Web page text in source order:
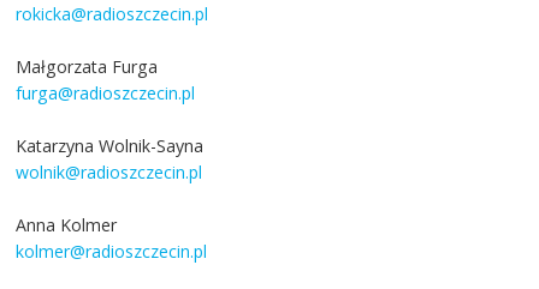
rokicka@radioszczecin.pl
Małgorzata Furga
furga@radioszczecin.pl
Katarzyna Wolnik-Sayna
wolnik@radioszczecin.pl
Anna Kolmer
kolmer@radioszczecin.pl